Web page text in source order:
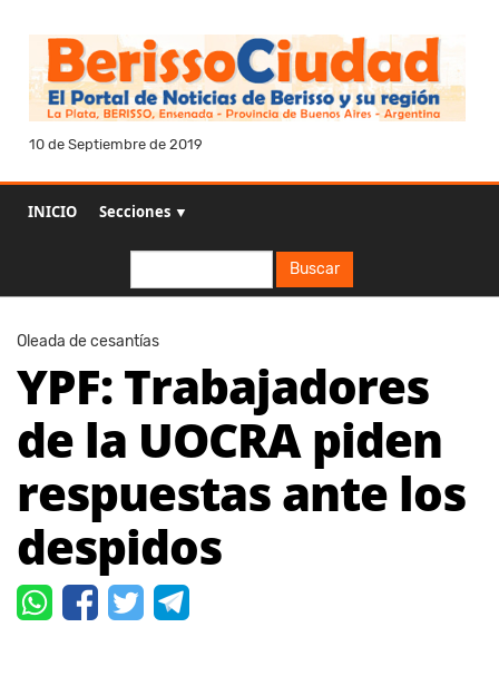
10 de Septiembre de 2019
INICIO Secciones ▼
Buscar
Oleada de cesantías
YPF: Trabajadores
de la UOCRA piden
respuestas ante los
despidos